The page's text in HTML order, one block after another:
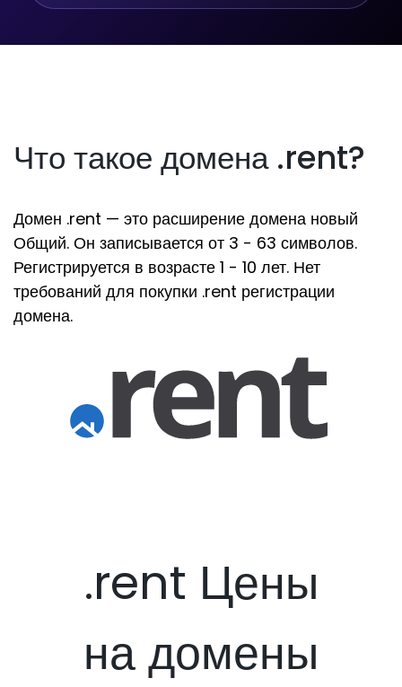
Что такое домена .rent?
Домен .rent — это расширение домена новый
Общий. Он записывается от 3 - 63 символов.
Регистрируется в возрасте 1 - 10 лет. Нет
требований для покупки .rent регистрации
домена.
.rent Цены
на домены